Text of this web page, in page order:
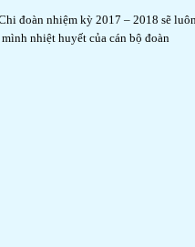
đoàn nhiệm kỳ 2017 – 2018 sẽ
nhiệt huyết của cán bộ đoàn